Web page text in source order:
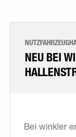
NEU BEI
Bei winkler